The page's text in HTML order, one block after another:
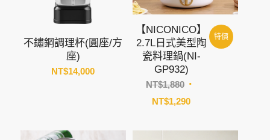
不鏽鋼調理杯(圓座/方
座)
NT$14,000
【NICONICO】
2.7L日式美型陶
瓷料理鍋(NI-
GP932)
NT$1,880 原
始
NT$1,290目
價
特價